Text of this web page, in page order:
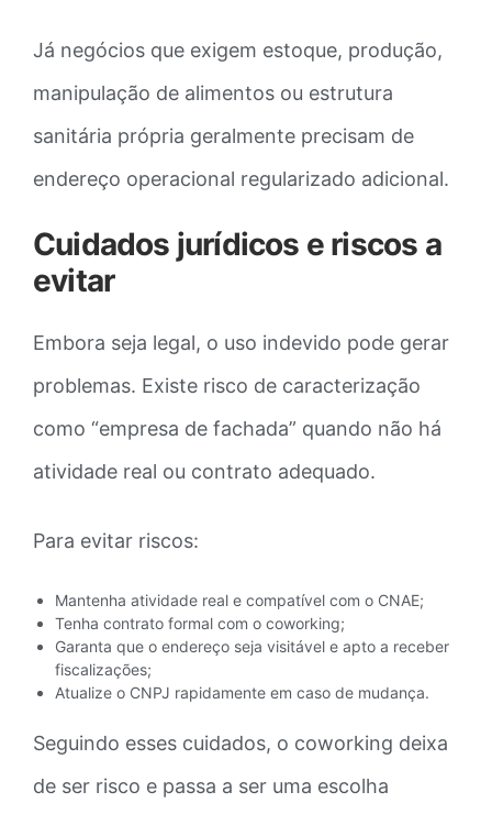
Já negócios que exigem estoque, produção,
manipulação de alimentos ou estrutura
sanitária própria geralmente precisam de
endereço operacional regularizado adicional.
Cuidados jurídicos e riscos a
evitar
Embora seja legal, o uso indevido pode gerar
problemas. Existe risco de caracterização
como “empresa de fachada” quando não há
atividade real ou contrato adequado.
Para evitar riscos:
Mantenha atividade real e compatível com o CNAE;
Tenha contrato formal com o coworking;
Garanta que o endereço seja visitável e apto a receber
fiscalizações;
Atualize o CNPJ rapidamente em caso de mudança.
Seguindo esses cuidados, o coworking deixa
de ser risco e passa a ser uma escolha